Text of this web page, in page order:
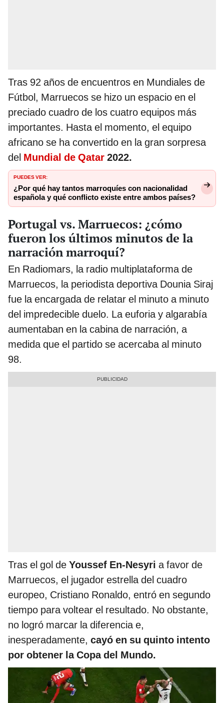
Tras 92 años de encuentros en Mundiales de
Fútbol, Marruecos se hizo un espacio en el
preciado cuadro de los cuatro equipos más
importantes. Hasta el momento, el equipo
africano se ha convertido en la gran sorpresa
del Mundial de Qatar 2022.
PUEDES VER:
¿Por qué hay tantos marroquíes con nacionalidad
española y qué conflicto existe entre ambos países?
Portugal vs. Marruecos: ¿cómo
fueron los últimos minutos de la
narración marroquí?
En Radiomars, la radio multiplataforma de
Marruecos, la periodista deportiva Dounia Siraj
fue la encargada de relatar el minuto a minuto
del impredecible duelo. La euforia y algarabía
aumentaban en la cabina de narración, a
medida que el partido se acercaba al minuto
98.
Tras el gol de Youssef En-Nesyri a favor de
Marruecos, el jugador estrella del cuadro
europeo, Cristiano Ronaldo, entró en segundo
tiempo para voltear el resultado. No obstante,
no logró marcar la diferencia e,
inesperadamente, cayó en su quinto intento
por obtener la Copa del Mundo.